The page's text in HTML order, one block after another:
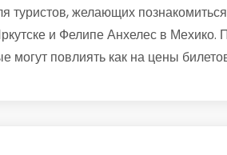
желающих
и Фелипе Анхелес в Мехико.
могут повлиять как на цены